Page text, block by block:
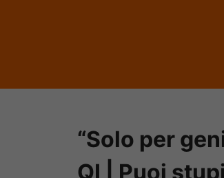
“Solo per
QI | Puoi